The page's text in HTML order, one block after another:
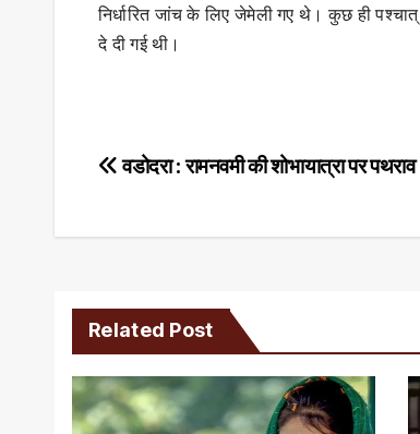
निर्धारित जांच के लिए जेमेली गए थे। कुछ ही
दे दी गई थी।
Post
वडोदरा : रामनवमी की शोभायात्रा पर पथराव
Related Post